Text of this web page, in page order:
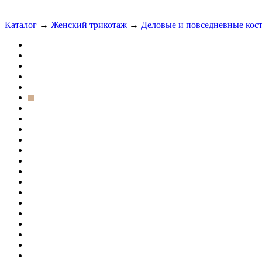
Каталог → Женский трикотаж → Деловые и повседневные